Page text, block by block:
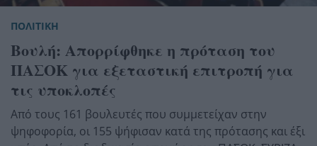
ΠΟΛΙΤΙΚΗ
Βουλή: Απορρίφθηκε η πρόταση του
ΠΑΣΟΚ για εξεταστική επιτροπή για
τις υποκλοπές
Από τους 161 βουλευτές που συμμετείχαν στην
ψηφοφορία, οι 155 ψήφισαν κατά της πρότασης και έξι